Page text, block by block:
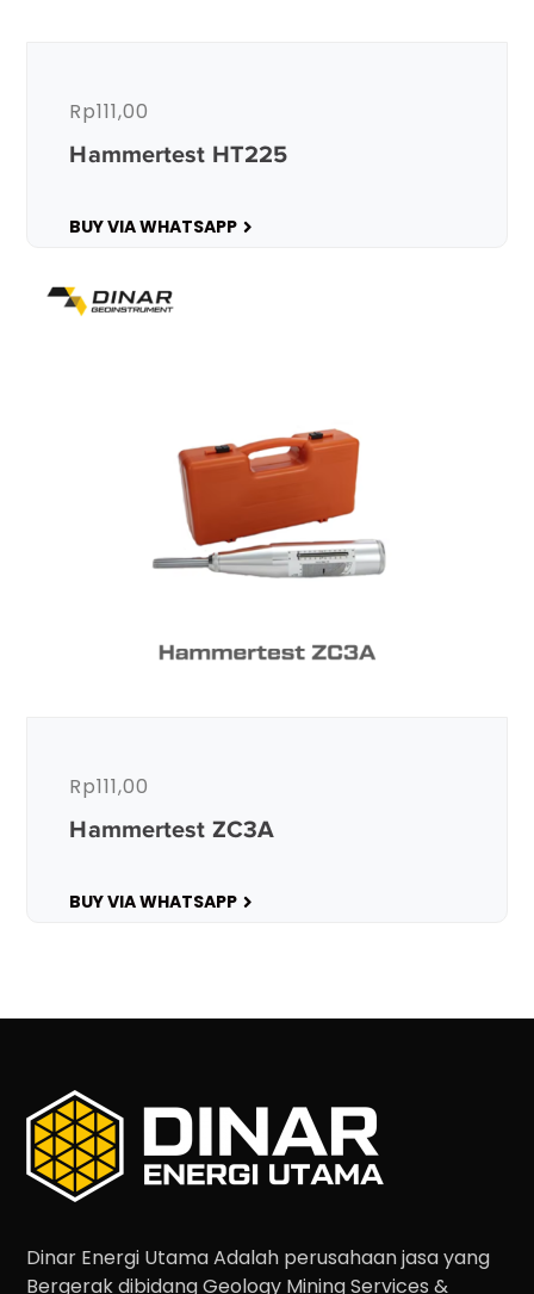
Hammertest HT225
Rp111,00
BUY VIA WHATSAPP
Hammertest ZC3A
Rp111,00
BUY VIA WHATSAPP
Dinar Energi Utama Adalah perusahaan jasa yang
Bergerak dibidang Geology Mining Services &